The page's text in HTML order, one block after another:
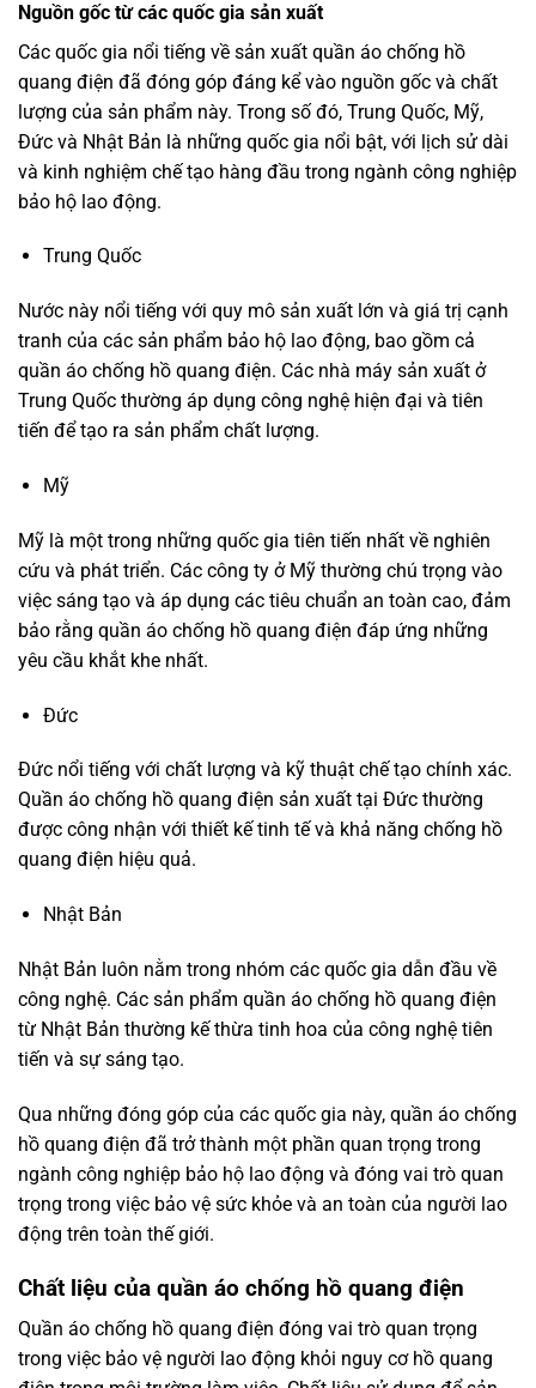
Nguồn gốc từ các quốc gia sản xuất
Các quốc gia nổi tiếng về sản xuất quần áo chống hồ
quang điện đã đóng góp đáng kể vào nguồn gốc và chất
lượng của sản phẩm này. Trong số đó, Trung Quốc, Mỹ,
Đức và Nhật Bản là những quốc gia nổi bật, với lịch sử dài
và kinh nghiệm chế tạo hàng đầu trong ngành công nghiệp
bảo hộ lao động.
Trung Quốc
Nước này nổi tiếng với quy mô sản xuất lớn và giá trị cạnh
tranh của các sản phẩm bảo hộ lao động, bao gồm cả
quần áo chống hồ quang điện. Các nhà máy sản xuất ở
Trung Quốc thường áp dụng công nghệ hiện đại và tiên
tiến để tạo ra sản phẩm chất lượng.
Mỹ
Mỹ là một trong những quốc gia tiên tiến nhất về nghiên
cứu và phát triển. Các công ty ở Mỹ thường chú trọng vào
việc sáng tạo và áp dụng các tiêu chuẩn an toàn cao, đảm
bảo rằng quần áo chống hồ quang điện đáp ứng những
yêu cầu khắt khe nhất.
Đức
Đức nổi tiếng với chất lượng và kỹ thuật chế tạo chính xác.
Quần áo chống hồ quang điện sản xuất tại Đức thường
được công nhận với thiết kế tinh tế và khả năng chống hồ
quang điện hiệu quả.
Nhật Bản
Nhật Bản luôn nằm trong nhóm các quốc gia dẫn đầu về
công nghệ. Các sản phẩm quần áo chống hồ quang điện
từ Nhật Bản thường kế thừa tinh hoa của công nghệ tiên
tiến và sự sáng tạo.
Qua những đóng góp của các quốc gia này, quần áo chống
hồ quang điện đã trở thành một phần quan trọng trong
ngành công nghiệp bảo hộ lao động và đóng vai trò quan
trọng trong việc bảo vệ sức khỏe và an toàn của người lao
động trên toàn thế giới.
Chất liệu của quần áo chống hồ quang điện
Quần áo chống hồ quang điện đóng vai trò quan trọng
trong việc bảo vệ người lao động khỏi nguy cơ hồ quang